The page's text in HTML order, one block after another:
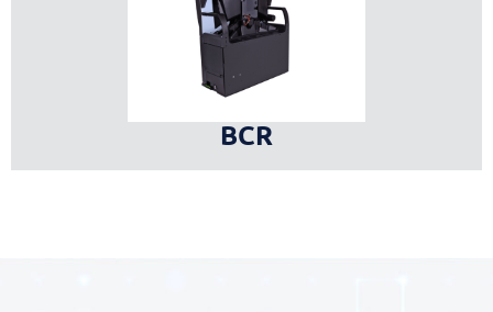
BCR